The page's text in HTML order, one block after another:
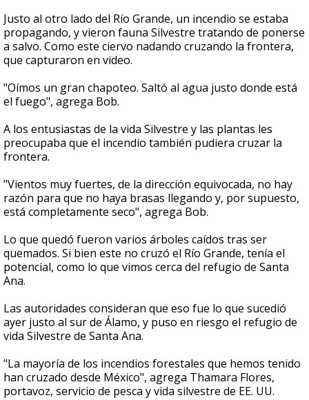
Justo al otro lado del Río Grande, un incendio se estaba
propagando, y vieron fauna Silvestre tratando de ponerse
a salvo. Como este ciervo nadando cruzando la frontera,
que capturaron en video.
"Oímos un gran chapoteo. Saltó al agua justo donde está
el fuego", agrega Bob.
A los entusiastas de la vida Silvestre y las plantas les
preocupaba que el incendio también pudiera cruzar la
frontera.
"Vientos muy fuertes, de la dirección equivocada, no hay
razón para que no haya brasas llegando y, por supuesto,
está completamente seco", agrega Bob.
Lo que quedó fueron varios árboles caídos tras ser
quemados. Si bien este no cruzó el Río Grande, tenía el
potencial, como lo que vimos cerca del refugio de Santa
Ana.
Las autoridades consideran que eso fue lo que sucedió
ayer justo al sur de Álamo, y puso en riesgo el refugio de
vida Silvestre de Santa Ana.
"La mayoría de los incendios forestales que hemos tenido
han cruzado desde México", agrega Thamara Flores,
portavoz, servicio de pesca y vida silvestre de EE. UU.